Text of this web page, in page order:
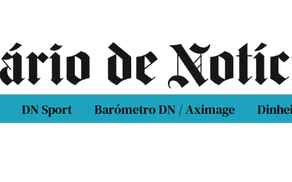
DN Sport Barómetro DN / Aximage